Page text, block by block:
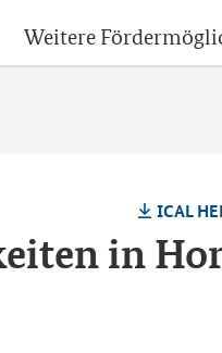
Weitere
ICAL
in